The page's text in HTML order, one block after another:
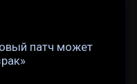
патч может